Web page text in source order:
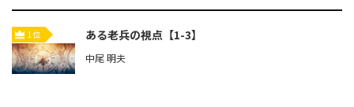
1位 ある老兵の視点【1-3】
中尾 明夫